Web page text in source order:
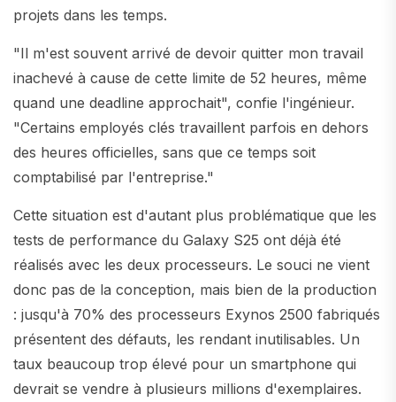
projets dans les temps.
"Il m'est souvent arrivé de devoir quitter mon travail
inachevé à cause de cette limite de 52 heures, même
quand une deadline approchait", confie l'ingénieur.
"Certains employés clés travaillent parfois en dehors
des heures officielles, sans que ce temps soit
comptabilisé par l'entreprise."
Cette situation est d'autant plus problématique que les
tests de performance du Galaxy S25 ont déjà été
réalisés avec les deux processeurs. Le souci ne vient
donc pas de la conception, mais bien de la production
: jusqu'à 70% des processeurs Exynos 2500 fabriqués
présentent des défauts, les rendant inutilisables. Un
taux beaucoup trop élevé pour un smartphone qui
devrait se vendre à plusieurs millions d'exemplaires.